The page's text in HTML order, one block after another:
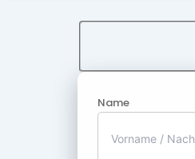
Name